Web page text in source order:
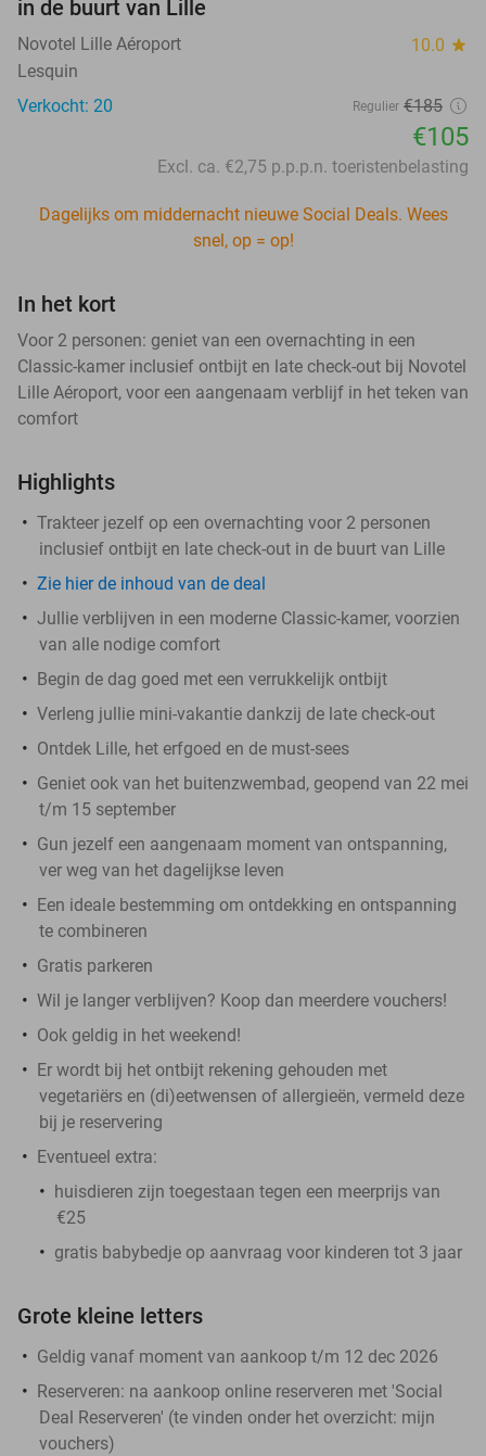
in de buurt van Lille
Novotel Lille Aéroport 10.0 star
Lesquin
Verkocht: 20
Regulier €185
€105
Excl. ca. €2,75 p.p.p.n. toeristenbelasting
Dagelijks om middernacht nieuwe Social Deals. Wees
snel, op = op!
In het kort
Voor 2 personen: geniet van een overnachting in een
Classic-kamer inclusief ontbijt en late check-out bij Novotel
Lille Aéroport, voor een aangenaam verblijf in het teken van
comfort
Highlights
Trakteer jezelf op een overnachting voor 2 personen
inclusief ontbijt en late check-out in de buurt van Lille
Zie hier de inhoud van de deal
Jullie verblijven in een moderne Classic-kamer, voorzien
van alle nodige comfort
Begin de dag goed met een verrukkelijk ontbijt
Verleng jullie mini-vakantie dankzij de late check-out
Ontdek Lille, het erfgoed en de must-sees
Geniet ook van het buitenzwembad, geopend van 22 mei
t/m 15 september
Gun jezelf een aangenaam moment van ontspanning,
ver weg van het dagelijkse leven
Een ideale bestemming om ontdekking en ontspanning
te combineren
Gratis parkeren
Wil je langer verblijven? Koop dan meerdere vouchers!
Ook geldig in het weekend!
Er wordt bij het ontbijt rekening gehouden met
vegetariërs en (di)eetwensen of allergieën, vermeld deze
bij je reservering
Eventueel extra:
huisdieren zijn toegestaan tegen een meerprijs van
€25
gratis babybedje op aanvraag voor kinderen tot 3 jaar
Grote kleine letters
Geldig vanaf moment van aankoop t/m 12 dec 2026
Reserveren: na aankoop online reserveren met 'Social
Deal Reserveren' (te vinden onder het overzicht: mijn
vouchers)